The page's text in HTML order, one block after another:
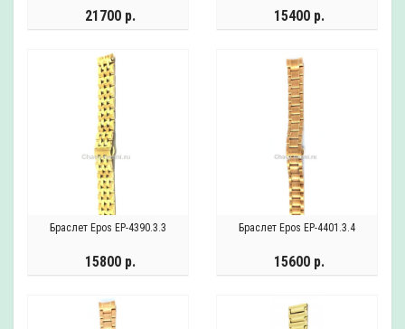
21700 р. 15400 р.
Браслет Epos EP-4390.3.3
15800 р.
Браслет Epos EP-4401.3.4
15600 р.